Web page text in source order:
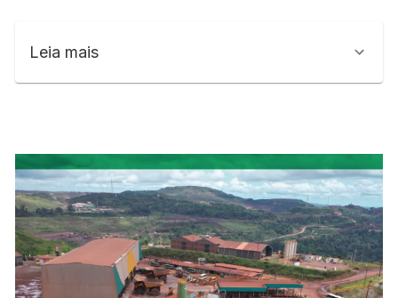
Leia mais